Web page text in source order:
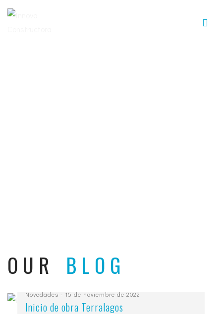
OUR BLOG
Novedades - 15 de noviembre de 2022
Inicio de obra Terralagos